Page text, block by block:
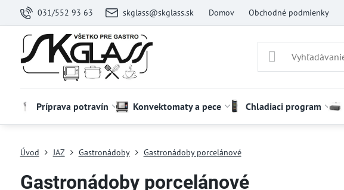
031/552 93 63 skglass@skglass.sk Domov Obchodné podmienky
Príprava potravín Konvektomaty a pece Chladiaci program
Úvod JAZ Gastronádoby Gastronádoby porcelánové
Gastronádoby porcelánové